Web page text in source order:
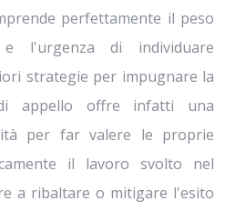
perfettamente il peso
l'urgenza di individuare
strategie per impugnare la
appello offre infatti una
per far valere le proprie
il lavoro svolto nel
a ribaltare o mitigare l'esito